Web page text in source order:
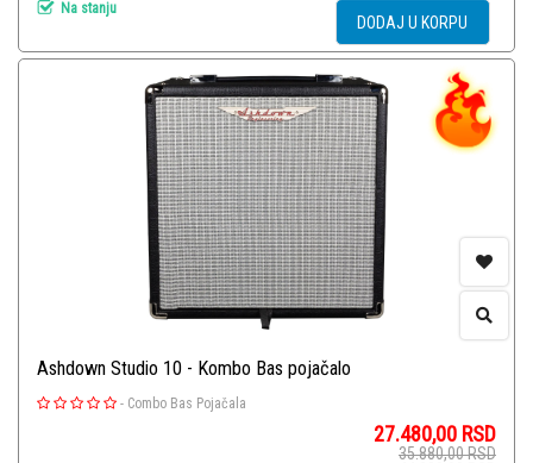
Na stanju
DODAJ U KORPU
Ashdown Studio 10 - Kombo Bas pojačalo
- Combo Bas Pojačala
27.480,00 RSD
35.880,00RSD